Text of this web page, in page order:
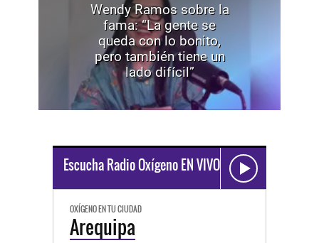
Wendy Ramos sobre la
fama: “La gente se
queda con lo bonito,
pero también tiene un
lado difícil”
Escucha Radio Oxígeno EN VIVO
OXÍGENO EN TU CIUDAD
Arequipa